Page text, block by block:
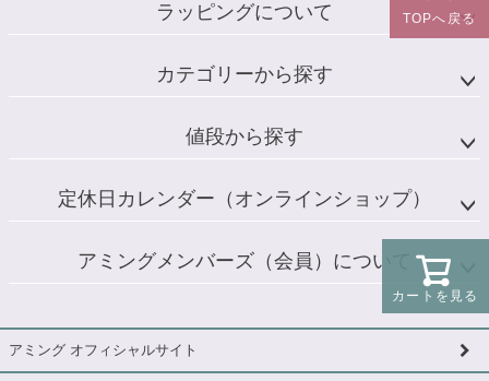
カートを見る
TOPへ戻る
ラッピングについて
カテゴリーから探す
値段から探す
定休日カレンダー（オンラインショップ）
アミングメンバーズ（会員）について
アミング オフィシャルサイト